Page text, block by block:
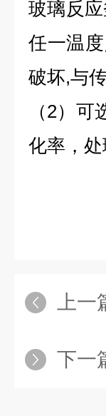
玻璃反
任一温
破坏,与
（2）
化率，处
上一
下一